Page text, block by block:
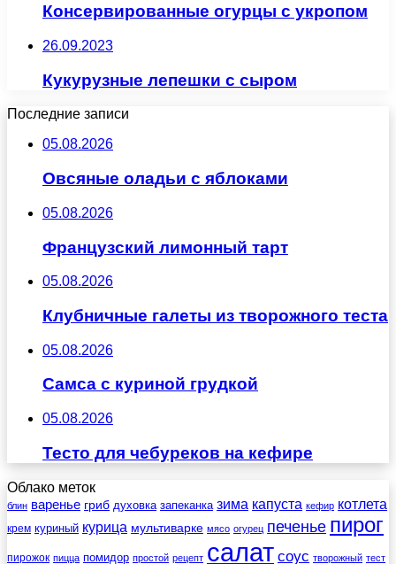
Консервированные огурцы с укропом
26.09.2023
Кукурузные лепешки с сыром
Последние записи
05.08.2026
Овсяные оладьи с яблоками
05.08.2026
Французский лимонный тарт
05.08.2026
Клубничные галеты из творожного теста
05.08.2026
Самса с куриной грудкой
05.08.2026
Тесто для чебуреков на кефире
Облако меток
блин варенье гриб духовка запеканка зима капуста кефир котлета
крем куриный курица мультиварке мясо огурец печенье пирог
пирожок пицца помидор простой рецепт салат соус творожный тест